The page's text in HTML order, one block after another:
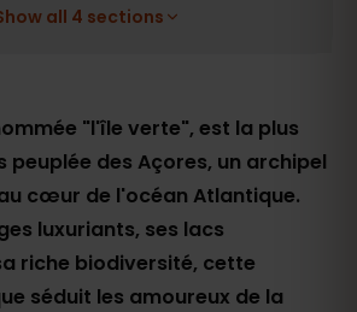
all 4 sections
"l'île verte", est la plus
peuplée des Açores, un archipel
cœur de l'océan Atlantique.
luxuriants, ses lacs
riche biodiversité, cette
séduit les amoureux de la